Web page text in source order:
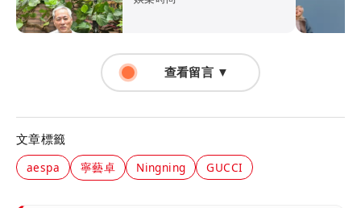
查看留言 ▼
文章標籤
aespa 寧藝卓 Ningning GUCCI